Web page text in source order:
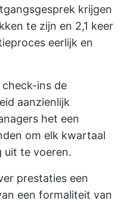
krijgen
te zijn en 2,1 keer
eerlijk en
ins de
aanzienlijk
het een
om elk kwartaal
uit te voeren.
prestaties een
een formaliteit van